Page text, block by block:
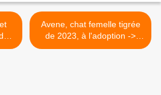
Avene, chat femelle tigrée
de 2023, à l'adoption ->
adoptée >